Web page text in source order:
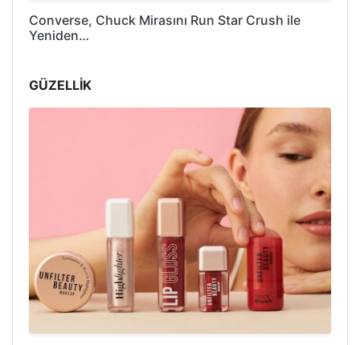
Converse, Chuck Mirasını Run Star Crush ile
Yeniden…
GÜZELLİK